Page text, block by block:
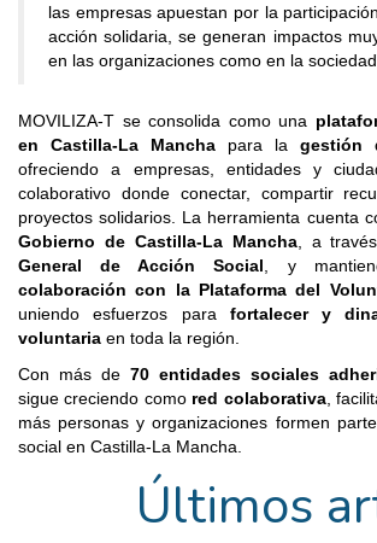
las empresas apuestan por la
acción solidaria, se generan impactos
en las organizaciones como en la
MOVILIZA-T se consolida como una
en Castilla-La Mancha para la gestión
ofreciendo a empresas, entidades y
colaborativo donde conectar, compartir
proyectos solidarios. La herramienta cuenta
Gobierno de Castilla-La Mancha, a
General de Acción Social, y
colaboración con la Plataforma del
uniendo esfuerzos para fortalecer y
voluntaria en toda la región.
Con más de 70 entidades sociales
sigue creciendo como red colaborativa,
más personas y organizaciones formen
social en Castilla-La Mancha.
Últimos